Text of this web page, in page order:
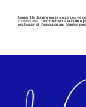
L’ensemble des informations obtenues via
confidentialité . Conformément à la loi du 6
rectification et d’opposition aux données